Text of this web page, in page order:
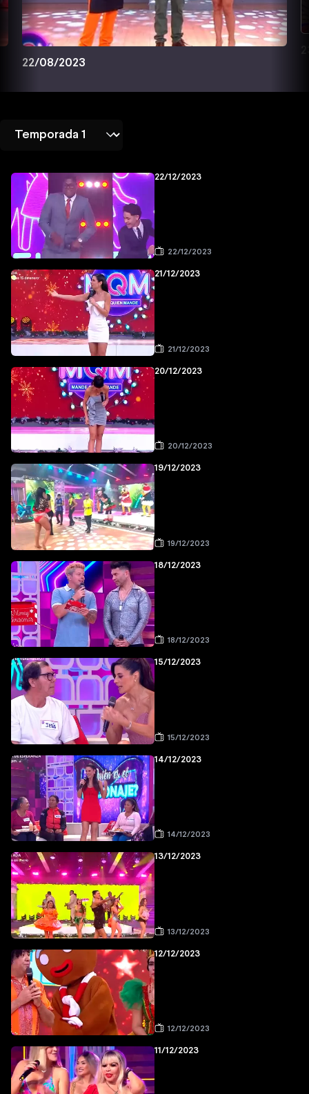
22/08/2023
22/12/2023
22/12/2023
21/12/2023
21/12/2023
20/12/2023
20/12/2023
19/12/2023
19/12/2023
18/12/2023
18/12/2023
15/12/2023
15/12/2023
14/12/2023
14/12/2023
13/12/2023
13/12/2023
12/12/2023
12/12/2023
11/12/2023